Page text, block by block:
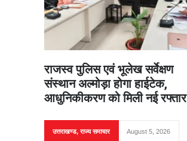
राजस्व पुलिस एवं भूलेख सर्वेक्षण
संस्थान अल्मोड़ा होगा हाईटेक,
आधुनिकीकरण को मिली नई रफ्तार
उत्तराखण्ड,राज्य समाचार August 5, 2026